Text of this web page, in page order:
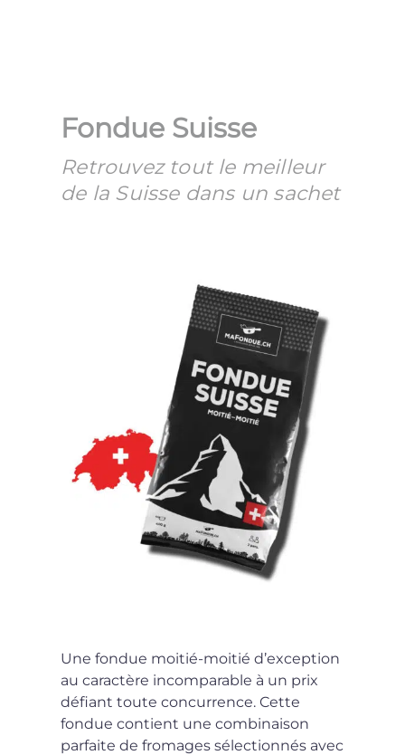
Fondue Suisse
Retrouvez tout le meilleur
de la Suisse dans un sachet
Une fondue moitié-moitié d’exception
au caractère incomparable à un prix
défiant toute concurrence. Cette
fondue contient une combinaison
parfaite de fromages sélectionnés avec